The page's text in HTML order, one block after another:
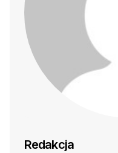
Redakcja